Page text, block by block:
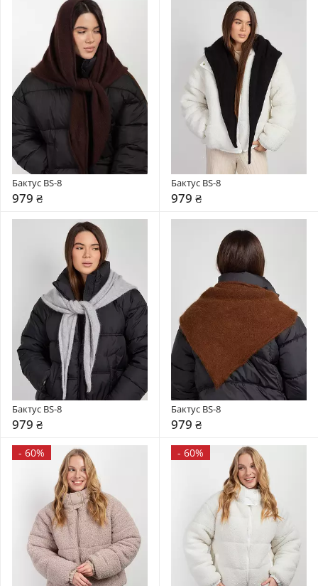
Бактус BS-8
979 ₴
Бактус BS-8
979 ₴
Бактус BS-8
979 ₴
Бактус BS-8
979 ₴
- 60% - 60%